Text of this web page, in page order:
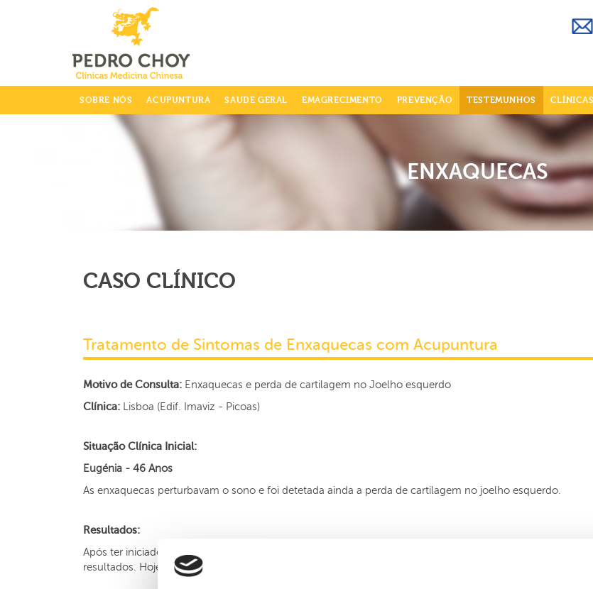
info@clinicaspedrochoy.com
SOBRE NÓS ACUPUNTURA SAUDE GERAL EMAGRECIMENTO PREVENÇÃO TESTEMUNHOS CLÍNICAS
ENXAQUECAS
CASO CLÍNICO
Tratamento de Sintomas de Enxaquecas com Acupuntura
Motivo de Consulta: Enxaquecas e perda de cartilagem no Joelho esquerdo
Clínica: Lisboa (Edif. Imaviz - Picoas)
Situação Clínica Inicial:
Eugénia - 46 Anos
As enxaquecas perturbavam o sono e foi detetada ainda a perda de cartilagem no joelho esquerdo.
Resultados:
Após ter iniciado os tratamentos de acupunctura e fitoterapia, a paciente começou a sentir melhorias.
resultados. Hoje afirma com orgulho que voltou a subir e descer escadas sem dores no joelho. Caminha